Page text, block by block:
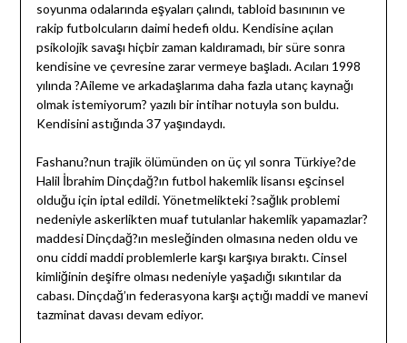
soyunma odalarında eşyaları çalındı, tabloid basınının ve
rakip futbolcuların daimi hedefi oldu. Kendisine açılan
psikolojik savaşı hiçbir zaman kaldıramadı, bir süre sonra
kendisine ve çevresine zarar vermeye başladı. Acıları 1998
yılında ?Aileme ve arkadaşlarıma daha fazla utanç kaynağı
olmak istemiyorum? yazılı bir intihar notuyla son buldu.
Kendisini astığında 37 yaşındaydı.
Fashanu?nun trajik ölümünden on üç yıl sonra Türkiye?de
Halil İbrahim Dinçdağ?ın futbol hakemlik lisansı eşcinsel
olduğu için iptal edildi. Yönetmelikteki ?sağlık problemi
nedeniyle askerlikten muaf tutulanlar hakemlik yapamazlar?
maddesi Dinçdağ?ın mesleğinden olmasına neden oldu ve
onu ciddi maddi problemlerle karşı karşıya bıraktı. Cinsel
kimliğinin deşifre olması nedeniyle yaşadığı sıkıntılar da
cabası. Dinçdağ’ın federasyona karşı açtığı maddi ve manevi
tazminat davası devam ediyor.